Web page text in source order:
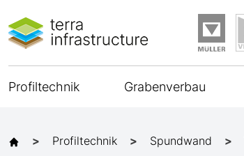
Profiltechnik Grabenverbau
Profiltechnik Spundwand